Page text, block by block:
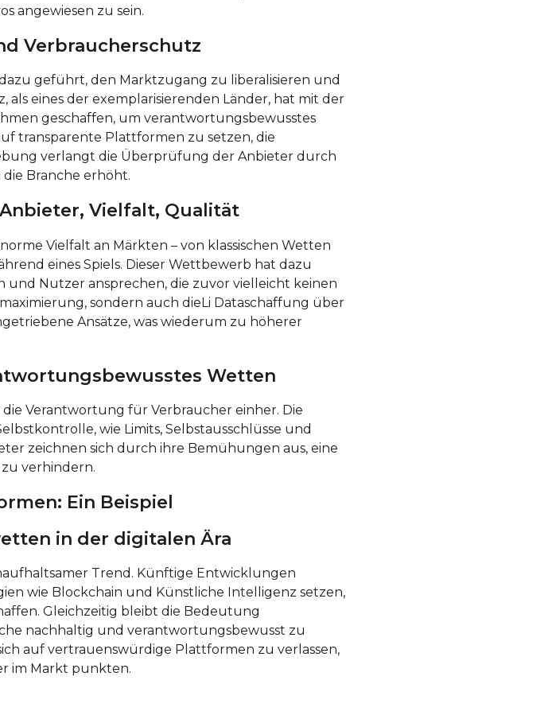
angewiesen zu sein.
Verbraucherschutz
geführt, den Marktzugang zu liberalisieren und
eines der exemplarisierenden Länder, hat mit der
geschaffen, um verantwortungsbewusstes
transparente Plattformen zu setzen, die
verlangt die Überprüfung der Anbieter durch
Branche erhöht.
Vielfalt, Qualität
Vielfalt an Märkten – von klassischen Wetten
eines Spiels. Dieser Wettbewerb hat dazu
Nutzer ansprechen, die zuvor vielleicht keinen
sondern auch dieLi Dataschaffung über
Ansätze, was wiederum zu höherer
Wetten
Verantwortung für Verbraucher einher. Die
wie Limits, Selbstausschlüsse und
zeichnen sich durch ihre Bemühungen aus, eine
verhindern.
Ein Beispiel
in der digitalen Ära
Trend. Künftige Entwicklungen
wie Blockchain und Künstliche Intelligenz setzen,
Gleichzeitig bleibt die Bedeutung
nachhaltig und verantwortungsbewusst zu
auf vertrauenswürdige Plattformen zu verlassen,
im Markt punkten.